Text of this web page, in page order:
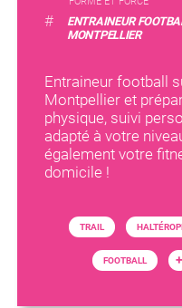
#
ENTRAINEUR
MONTPELLIER
Entraineur football
Montpellier et
physique, suivi
adapté à votre
également votre
domicile !
TRAIL
FOOTBALL +